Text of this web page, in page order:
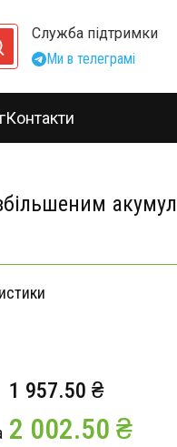
Служба підтримки
Ми в телеграмі
Контакти
1 957.50 ₴
2 002.50 ₴